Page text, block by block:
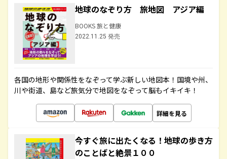
地球のなぞり方 旅地図 アジア編
BOOKS 旅と健康
2022.11.25 発売
各国の地形や関係性をなぞって学ぶ新しい地図本！国境や州、
川や街道、島など旅気分で地図をなぞって脳もイキイキ！
詳細を見る
今すぐ旅に出たくなる！地球の歩き方
のことばと絶景１００